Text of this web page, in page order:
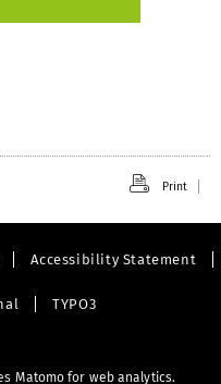
Print
Accessibility Statement
TYPO3
Matomo for web analytics.